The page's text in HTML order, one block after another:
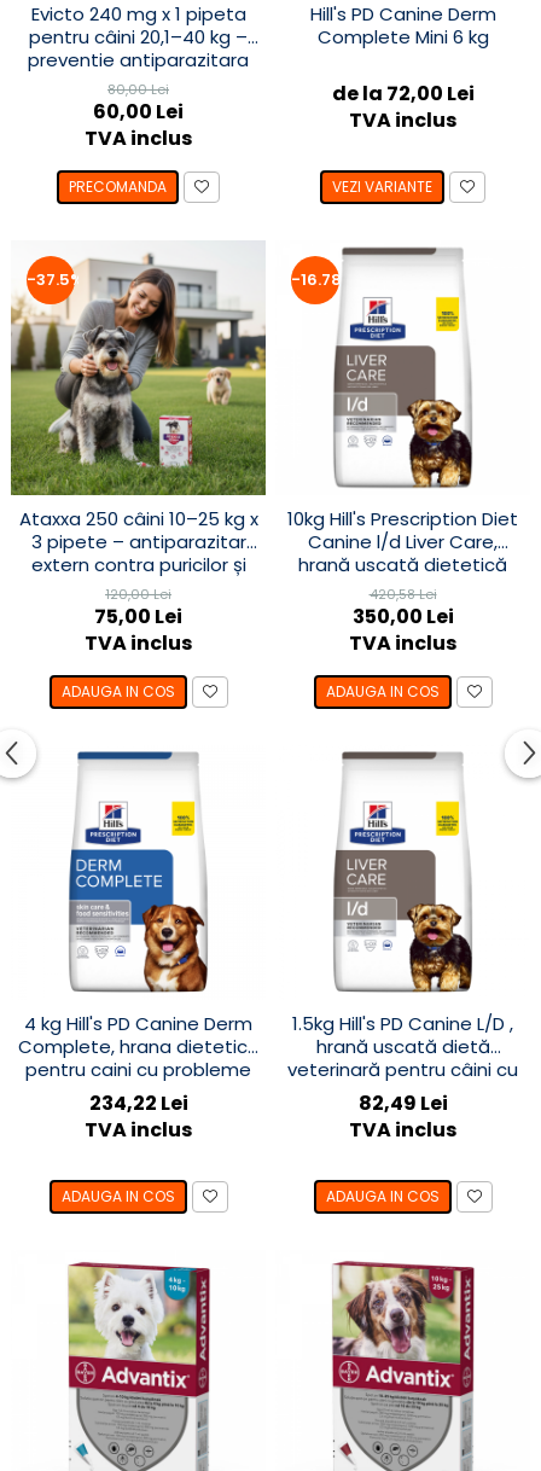
Evicto 240 mg x 1 pipeta
pentru câini 20,1–40 kg –
preventie antiparazitara
interna și externa cu
selamectină
80,00 Lei
60,00 Lei
TVA inclus
PRECOMANDA
Hill's PD Canine Derm
Complete Mini 6 kg
de la 72,00 Lei
TVA inclus
VEZI VARIANTE
-37.5%
Ataxxa 250 câini 10–25 kg x
3 pipete – antiparazitar
extern contra puricilor și
căpușelor
120,00 Lei
75,00 Lei
TVA inclus
ADAUGA IN COS
-16.78%
10kg Hill's Prescription Diet
Canine l/d Liver Care,
hrană uscată dietetică
veterinară pentru câini
adulți cu probleme
hepatice
420,58 Lei
350,00 Lei
TVA inclus
ADAUGA IN COS
4 kg Hill's PD Canine Derm
Complete, hrana dietetica
pentru caini cu probleme
dermatologice
234,22 Lei
TVA inclus
ADAUGA IN COS
1.5kg Hill's PD Canine L/D ,
hrană uscată dietă
veterinară pentru câini cu
probleme hepatice
82,49 Lei
TVA inclus
ADAUGA IN COS